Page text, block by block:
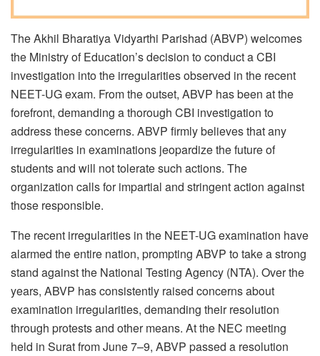
The Akhil Bharatiya Vidyarthi Parishad (ABVP) welcomes
the Ministry of Education’s decision to conduct a CBI
investigation into the irregularities observed in the recent
NEET-UG exam. From the outset, ABVP has been at the
forefront, demanding a thorough CBI investigation to
address these concerns. ABVP firmly believes that any
irregularities in examinations jeopardize the future of
students and will not tolerate such actions. The
organization calls for impartial and stringent action against
those responsible.
The recent irregularities in the NEET-UG examination have
alarmed the entire nation, prompting ABVP to take a strong
stand against the National Testing Agency (NTA). Over the
years, ABVP has consistently raised concerns about
examination irregularities, demanding their resolution
through protests and other means. At the NEC meeting
held in Surat from June 7–9, ABVP passed a resolution